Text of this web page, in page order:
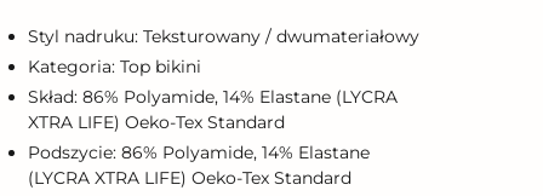
Styl nadruku: Teksturowany / dwumateriałowy
Kategoria: Top bikini
Skład: 86% Polyamide, 14% Elastane (LYCRA
XTRA LIFE) Oeko-Tex Standard
Podszycie: 86% Polyamide, 14% Elastane
(LYCRA XTRA LIFE) Oeko-Tex Standard